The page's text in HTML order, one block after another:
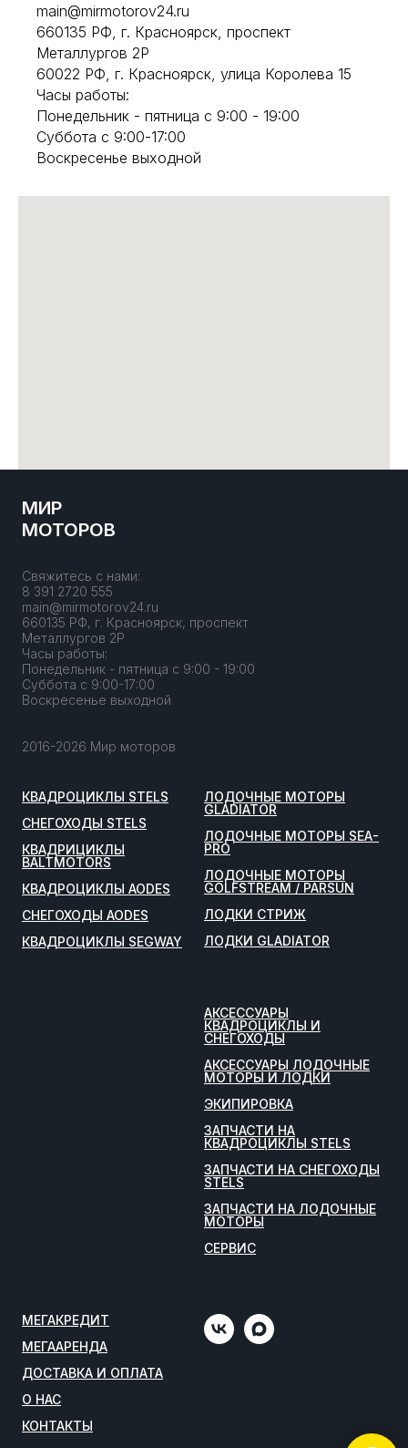
main@mirmotorov24.ru
660135 РФ, г. Красноярск, проспект
Металлургов 2Р
60022 РФ, г. Красноярск, улица Королева 15
Часы работы:
Понедельник - пятница с 9:00 - 19:00
Суббота с 9:00-17:00
Воскресенье выходной
МИР
МОТОРОВ
Свяжитесь с нами:
8 391 2720 555
main@mirmotorov24.ru
660135 РФ, г. Красноярск, проспект
Металлургов 2Р
Часы работы:
Понедельник - пятница с 9:00 - 19:00
Суббота с 9:00-17:00
Воскресенье выходной
2016-2026 Мир моторов
КВАДРОЦИКЛЫ STELS
СНЕГОХОДЫ STELS
КВАДРИЦИКЛЫ
BALTMOTORS
КВАДРОЦИКЛЫ AODES
СНЕГОХОДЫ AODES
КВАДРОЦИКЛЫ SEGWAY
ЛОДОЧНЫЕ МОТОРЫ
GLADIATOR
ЛОДОЧНЫЕ МОТОРЫ SEA-
PRO
ЛОДОЧНЫЕ МОТОРЫ
GOLFSTREAM / PARSUN
ЛОДКИ СТРИЖ
ЛОДКИ GLADIATOR
АКСЕССУАРЫ
КВАДРОЦИКЛЫ И
СНЕГОХОДЫ
АКСЕССУАРЫ ЛОДОЧНЫЕ
МОТОРЫ И ЛОДКИ
ЭКИПИРОВКА
ЗАПЧАСТИ НА
КВАДРОЦИКЛЫ STELS
ЗАПЧАСТИ НА СНЕГОХОДЫ
STELS
ЗАПЧАСТИ НА ЛОДОЧНЫЕ
МОТОРЫ
СЕРВИС
МЕГАКРЕДИТ
МЕГААРЕНДА
ДОСТАВКА И ОПЛАТА
О НАС
КОНТАКТЫ